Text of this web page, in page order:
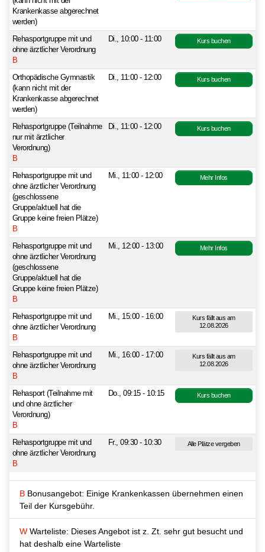
Krankenkasse abgerechnet
werden)
Rehasportgruppe mit und
ohne ärztlicher Verordnung
B
Di., 10:00 - 11:00 Kurs buchen
Orthopädische Gymnastik
(kann nicht mit der
Krankenkasse abgerechnet
werden)
Di., 11:00 - 12:00 Kurs buchen
Rehasportgruppe (Teilnahme
nur mit ärztlicher
Verordnung)
B
Di., 11:00 - 12:00 Kurs buchen
Rehasportgruppe mit und
ohne ärztlicher Verordnung
(geschlossene
Gruppe/aktuell hat die
Gruppe keine freien Plätze)
B
Mi., 11:00 - 12:00 Mehr Infos
Rehasportgruppe mit und
ohne ärztlicher Verordnung
(geschlossene
Gruppe/aktuell hat die
Gruppe keine freien Plätze)
B
Mi., 12:00 - 13:00 Mehr Infos
Rehasportgruppe mit und
ohne ärztlicher Verordnung
B
Mi., 15:00 - 16:00
Kurs fällt aus am
12.08.2026
Rehasportgruppe mit und
ohne ärztlicher Verordnung
B
Mi., 16:00 - 17:00
Kurs fällt aus am
12.08.2026
Rehasport (Teilnahme mit
und ohne ärztlicher
Verordnung)
B
Do., 09:15 - 10:15 Kurs buchen
Rehasportgruppe mit und
ohne ärztlicher Verordnung
B
Fr., 09:30 - 10:30 Alle Plätze vergeben
B Bonusangebot: Einige Krankenkassen übernehmen einen
Teil der Kursgebühr.
W Warteliste: Dieses Angebot ist z. Zt. sehr gut besucht und
hat deshalb eine Warteliste